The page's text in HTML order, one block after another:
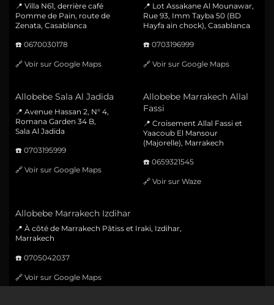
📍 Villa N61, derrière café
Pomme de Pain, route de
Zenata, Casablanca
☎️ 0670030178
🔗 Voir sur Google Maps
📍 Lot Assakane Al Mounawar,
Rue 93, Imm Tayba 50 (BD
Hayfa ain chock), Casablanca
☎️ 0703196999
🔗 Voir sur Google Maps
Allobebe Sala Al Jadida
📍 Avenue Hassan 2, N° 4,
Romana Garden 34 B,
Sala Al Jadida
☎️ 0703195999
🔗 Voir sur Google Maps
Allobebe Marrakech Allal
Fassi
📍 Croisement Allal Fassi et
Yaacoub El Mansour
(Majorelle), Marrakech
☎️ 0659321545
🔗 Voir sur Waze
Allobebe Marrakech Izdihar
📍 À côté de Marrakech Pâtiss et Iraki, Izdihar,
Marrakech
☎️ 0705042037
🔗 Voir sur Google Maps